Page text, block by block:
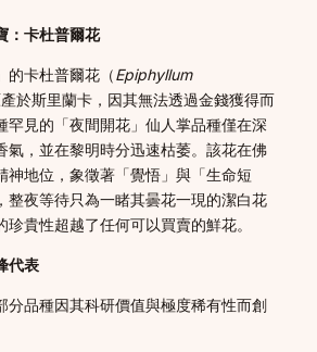
：卡杜普爾花
的卡杜普爾花（Epiphyllum
於斯里蘭卡，因其無法透過金錢獲得而
罕見的「夜間開花」仙人掌品種僅在深
氣，並在黎明時分迅速枯萎。該花在佛
神地位，象徵著「覺悟」與「生命短
整夜等待只為一睹其曇花一現的潔白花
貴性超越了任何可以買賣的鮮花。
代表
分品種因其科研價值與極度稀有性而創